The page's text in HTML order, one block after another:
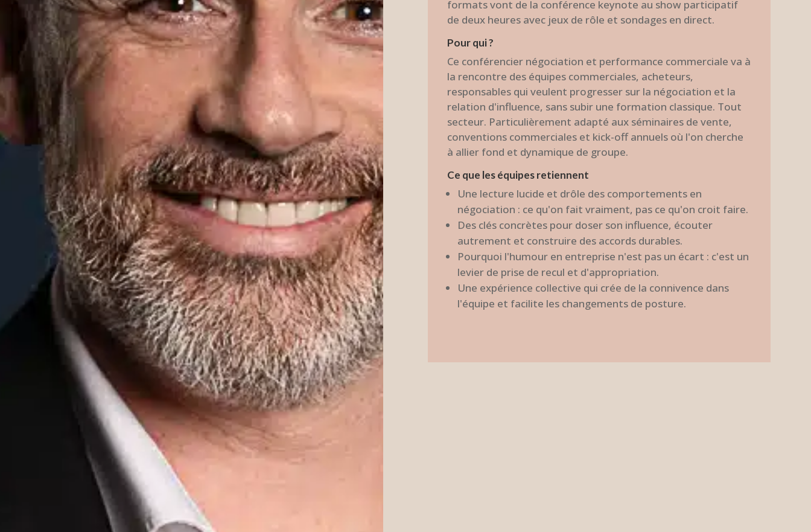
formats vont de la conférence keynote au show participatif
de deux heures avec jeux de rôle et sondages en direct.
Pour qui ?
Ce conférencier négociation et performance commerciale va à
la rencontre des équipes commerciales, acheteurs,
responsables qui veulent progresser sur la négociation et la
relation d'influence, sans subir une formation classique. Tout
secteur. Particulièrement adapté aux séminaires de vente,
conventions commerciales et kick-off annuels où l'on cherche
à allier fond et dynamique de groupe.
Ce que les équipes retiennent
Une lecture lucide et drôle des comportements en
négociation : ce qu'on fait vraiment, pas ce qu'on croit faire.
Des clés concrètes pour doser son influence, écouter
autrement et construire des accords durables.
Pourquoi l'humour en entreprise n'est pas un écart : c'est un
levier de prise de recul et d'appropriation.
Une expérience collective qui crée de la connivence dans
l'équipe et facilite les changements de posture.